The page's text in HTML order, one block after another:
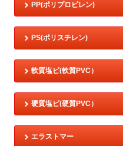
PP(ポリプロピレン)
PS(ポリスチレン)
軟質塩ビ(軟質PVC）
硬質塩ビ(硬質PVC）
エラストマー